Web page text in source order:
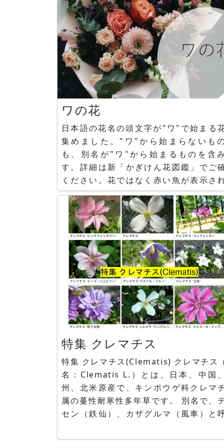
ワの花
日本語の花名の頭文字が"ワ"で始まる
集めました。"ワ"から始まらないも
も、別名が"ワ"から始まるものを含
す。詳細は新「かぎけん花図鑑」でご
ください。花ではなく赤い魚が表示さ
いる写真は画像準備中です。
特集 クレマチス
特集 クレマチス(Clematis) クレマチス（学
名：Clematis L.）とは、日本、中国
州、北米原産で、キンポウゲ科クレマ
属の蔓性耐寒性多年草です。 別名で、
セン（鉄仙）、カザグルマ（風車）と
柱に巻きつき沢山の花（実際には萼）